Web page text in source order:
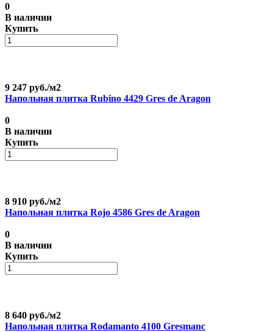
0
В наличии
Купить
9 247 руб./м2
Напольная плитка Rubino 4429 Gres de Aragon
0
В наличии
Купить
8 910 руб./м2
Напольная плитка Rojo 4586 Gres de Aragon
0
В наличии
Купить
8 640 руб./м2
Напольная плитка Rodamanto 4100 Gresmanc